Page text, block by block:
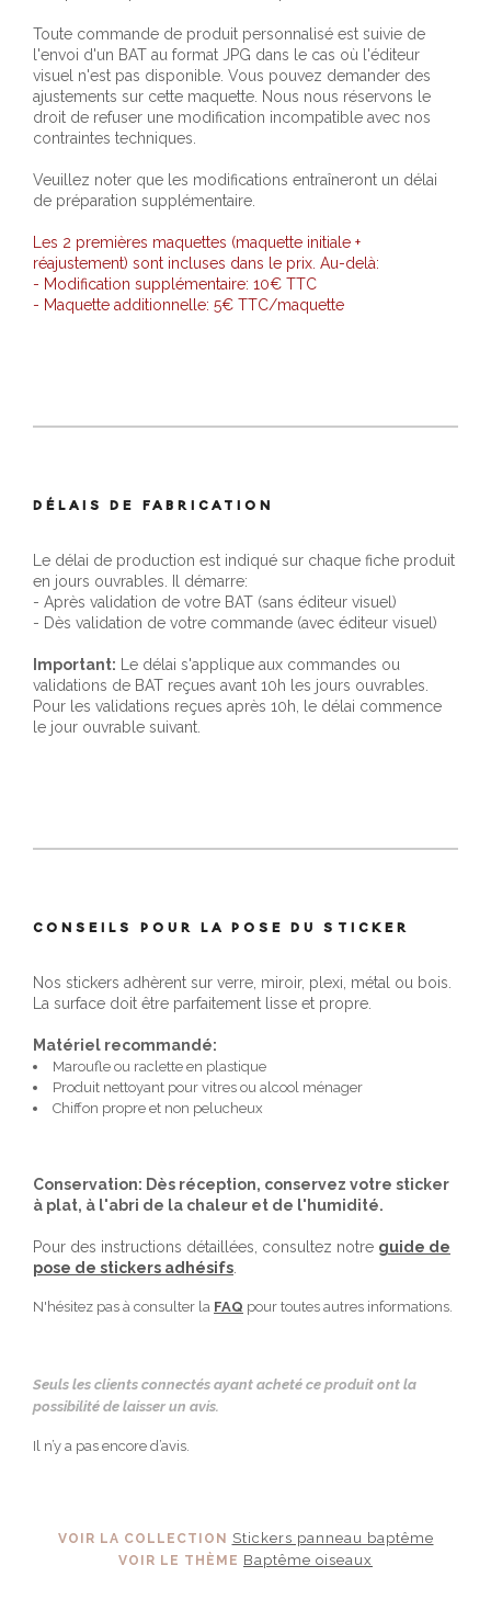
Toute commande de produit personnalisé est suivie de
l'envoi d'un BAT au format JPG dans le cas où l'éditeur
visuel n'est pas disponible. Vous pouvez demander des
ajustements sur cette maquette. Nous nous réservons le
droit de refuser une modification incompatible avec nos
contraintes techniques.
Veuillez noter que les modifications entraîneront un délai
de préparation supplémentaire.
Les 2 premières maquettes (maquette initiale +
réajustement) sont incluses dans le prix. Au-delà:
- Modification supplémentaire: 10€ TTC
- Maquette additionnelle: 5€ TTC/maquette
DÉLAIS DE FABRICATION
Le délai de production est indiqué sur chaque fiche produit
en jours ouvrables. Il démarre:
- Après validation de votre BAT (sans éditeur visuel)
- Dès validation de votre commande (avec éditeur visuel)
Important: Le délai s'applique aux commandes ou
validations de BAT reçues avant 10h les jours ouvrables.
Pour les validations reçues après 10h, le délai commence
le jour ouvrable suivant.
CONSEILS POUR LA POSE DU STICKER
Nos stickers adhèrent sur verre, miroir, plexi, métal ou bois.
La surface doit être parfaitement lisse et propre.
Matériel recommandé:
Maroufle ou raclette en plastique
Produit nettoyant pour vitres ou alcool ménager
Chiffon propre et non pelucheux
Conservation: Dès réception, conservez votre sticker
à plat, à l'abri de la chaleur et de l'humidité.
Pour des instructions détaillées, consultez notre guide de
pose de stickers adhésifs
N'hésitez pas à consulter la FAQ pour toutes autres informations.
Seuls les clients connectés ayant acheté ce produit ont la
possibilité de laisser un avis.
Il n’y a pas encore d’avis.
VOIR LA COLLECTION Stickers panneau baptême
VOIR LE THÈME Baptême oiseaux